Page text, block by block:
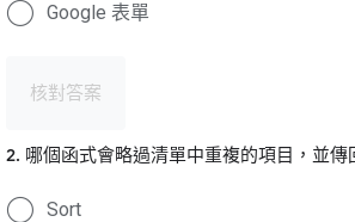
Google 表單
核對答案
2. 哪個函式會略過清單中重複的項目，並傳
Sort